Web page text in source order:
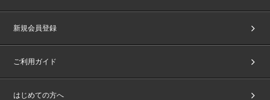
新規会員登録
ご利用ガイド
はじめての方へ